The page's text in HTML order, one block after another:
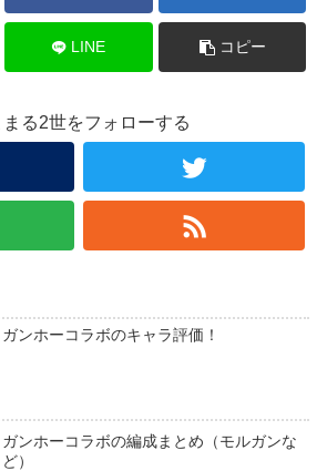
LINE コピー
まる2世をフォローする
ガンホーコラボのキャラ評価！
ガンホーコラボの編成まとめ（モルガンな
ど）